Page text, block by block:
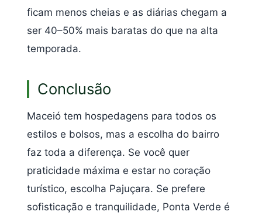
ficam menos cheias e as diárias chegam a
ser 40–50% mais baratas do que na alta
temporada.
Conclusão
Maceió tem hospedagens para todos os
estilos e bolsos, mas a escolha do bairro
faz toda a diferença. Se você quer
praticidade máxima e estar no coração
turístico, escolha Pajuçara. Se prefere
sofisticação e tranquilidade, Ponta Verde é